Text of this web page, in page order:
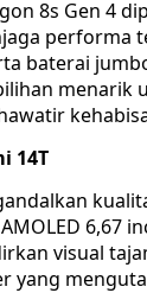
8s Gen 4
performa
baterai
menarik
14T
6,67
visual
yang